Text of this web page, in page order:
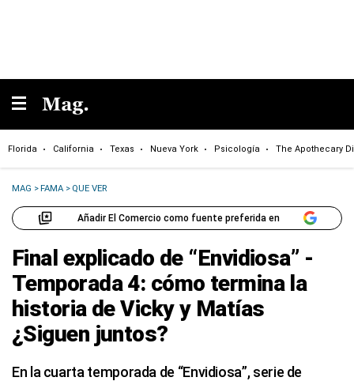
Florida California Texas Nueva York Psicología The Apothecary
MAG >FAMA > QUE VER
Añadir El Comercio como fuente preferida en
Final explicado de “Envidiosa” -
Temporada 4: cómo termina la
historia de Vicky y Matías
¿Siguen juntos?
En la cuarta temporada de “Envidiosa”, serie de